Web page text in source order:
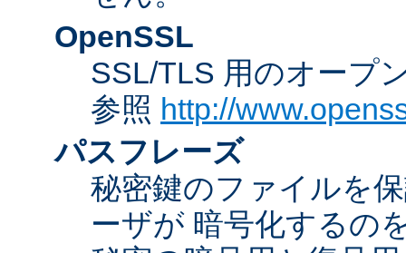
OpenSSL
SSL/TLS 用のオープ
参照 http://
パスフレーズ
秘密鍵のファイルを
ーザが 暗号化するの